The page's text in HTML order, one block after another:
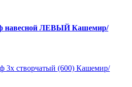
навесной ЛЕВЫЙ Кашемир/